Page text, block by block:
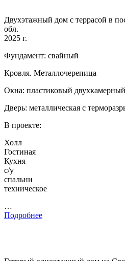
Двухэтажный дом с террасой в
обл.
2025 г.
Фундамент: свайный
Кровля. Металлочерепица
Окна: пластиковый двухкамерный
Дверь: металлическая с
В проекте:
Холл
Гостиная
Кухня
с/у
спальни
техническое
…
Подробнее